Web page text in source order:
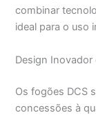
combinar
ideal para o uso
Design Inovador
Os fogões DCS
concessões à